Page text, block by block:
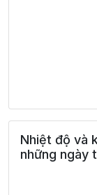
Nhiệt độ và
những ngày